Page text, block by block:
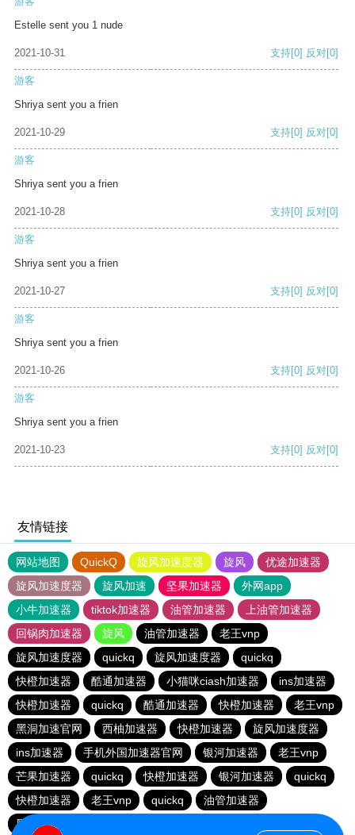
Estelle sent you 1 nude
2021-10-31 支持[0] 反对[0]
游客
Shriya sent you a frien
2021-10-29 支持[0] 反对[0]
游客
Shriya sent you a frien
2021-10-28 支持[0] 反对[0]
游客
Shriya sent you a frien
2021-10-27 支持[0] 反对[0]
游客
Shriya sent you a frien
2021-10-26 支持[0] 反对[0]
游客
Shriya sent you a frien
2021-10-23 支持[0] 反对[0]
友情链接
网站地图 QuickQ 旋风加速度器 旋风
优途加速器
旋风加速度器
旋风加速 坚果加速器
外网app
小牛加速器
tiktok加速器 油管加速器
上油管加速器
回锅肉加速器
旋风 油管加速器
老王vnp
旋风加速度器
quickq 旋风加速度器
quickq
快橙加速器
酷通加速器 小猫咪ciash加速器
ins加速器
快橙加速器
quickq 酷通加速器 快橙加速器
老王vnp
黑洞加速官网
西柚加速器 快橙加速器
旋风加速度器
ins加速器
手机外国加速器官网 银河加速器
老王vnp
芒果加速器
quickq 快橙加速器 银河加速器
quickq
快橙加速器
老王vnp quickq
油管加速器
黑洞加速官网